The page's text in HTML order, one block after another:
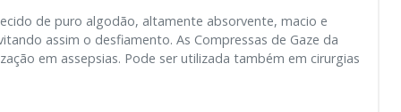
de puro algodão, altamente absorvente, macio e
assim o desfiamento. As Compressas de Gaze da
em assepsias. Pode ser utilizada também em cirurgias